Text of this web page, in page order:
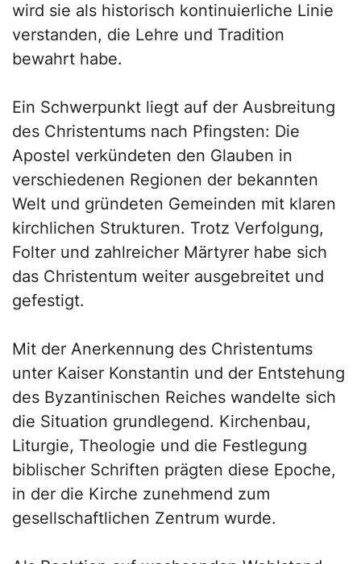
wird sie als historisch kontinuierliche Linie
verstanden, die Lehre und Tradition
bewahrt habe.
Ein Schwerpunkt liegt auf der Ausbreitung
des Christentums nach Pfingsten: Die
Apostel verkündeten den Glauben in
verschiedenen Regionen der bekannten
Welt und gründeten Gemeinden mit klaren
kirchlichen Strukturen. Trotz Verfolgung,
Folter und zahlreicher Märtyrer habe sich
das Christentum weiter ausgebreitet und
gefestigt.
Mit der Anerkennung des Christentums
unter Kaiser Konstantin und der Entstehung
des Byzantinischen Reiches wandelte sich
die Situation grundlegend. Kirchenbau,
Liturgie, Theologie und die Festlegung
biblischer Schriften prägten diese Epoche,
in der die Kirche zunehmend zum
gesellschaftlichen Zentrum wurde.